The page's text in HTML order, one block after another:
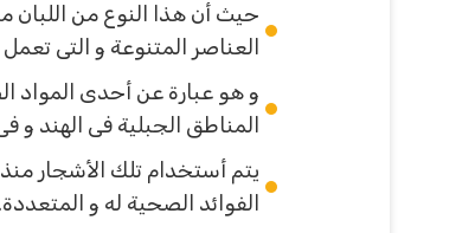
حيث أن هذا النوع من اللبان
العناصر المتنوعة و التى
و هو عبارة عن أحدى المواد
المناطق الجبلية فى الهند و
يتم أستخدام تلك الأشجار
الفوائد الصحية له و المتعددة.